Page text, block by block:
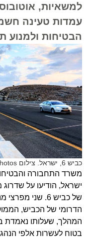
למשאיות,
עמדות טעינה
הבטיחות ולמנוע
כביש 6, ישראל. צילום Depositphotos
משרד התחבורה
ישראל, הודיעו על
של כביש 6. שני
הדרומי של הכביש,
בטוח לעשרות אלפי